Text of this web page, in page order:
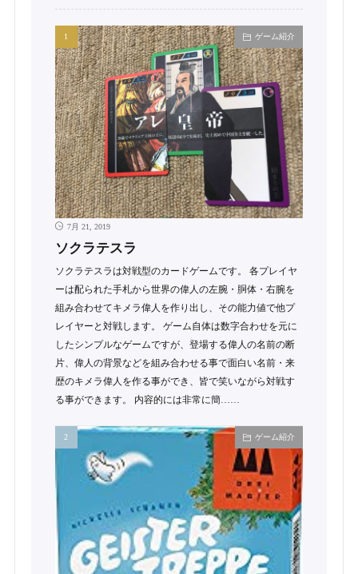
ゲーム紹介
7月 21, 2019
ソクラテスラ
ソクラテスラは対戦型のカードゲームです。 各プレイヤ
ーは配られた手札から世界の偉人の左腕・胴体・右腕を
組み合わせてキメラ偉人を作り出し、その能力値で他プ
レイヤーと対戦します。 ゲーム自体は数字合わせを元に
したシンプルなゲームですが、登場する偉人の名前の断
片、偉人の背景などを組み合わせる事で面白い名前・来
歴のキメラ偉人を作る事ができ、皆で笑いながら対戦す
る事ができます。 内容的には非常に簡……
ゲーム紹介